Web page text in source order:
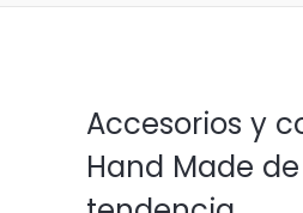
Accesorios y
Hand Made